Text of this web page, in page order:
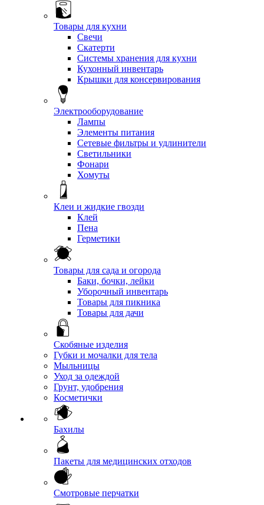
Товары для кухни
Свечи
Скатерти
Системы хранения для кухни
Кухонный инвентарь
Крышки для консервирования
Электрооборудование
Лампы
Элементы питания
Сетевые фильтры и удлинители
Светильники
Фонари
Хомуты
Клеи и жидкие гвозди
Клей
Пена
Герметики
Товары для сада и огорода
Баки, бочки, лейки
Уборочный инвентарь
Товары для пикника
Товары для дачи
Скобяные изделия
Губки и мочалки для тела
Мыльницы
Уход за одеждой
Грунт, удобрения
Косметички
Бахилы
Пакеты для медицинских отходов
Смотровые перчатки